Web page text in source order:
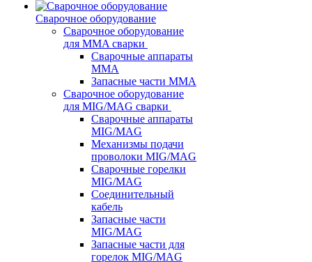
Сварочное оборудование
Сварочное оборудование
для MMA сварки
Сварочные аппараты
MMA
Запасные части MMA
Сварочное оборудование
для MIG/MAG сварки
Сварочные аппараты
MIG/MAG
Механизмы подачи
проволоки MIG/MAG
Сварочные горелки
MIG/MAG
Соединительный
кабель
Запасные части
MIG/MAG
Запасные части для
горелок MIG/MAG